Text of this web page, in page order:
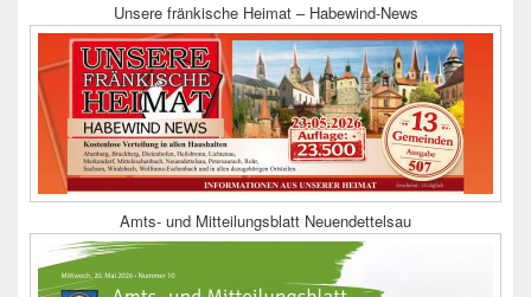
Unsere fränkische Heimat – Habewind-News
Amts- und Mitteilungsblatt Neuendettelsau